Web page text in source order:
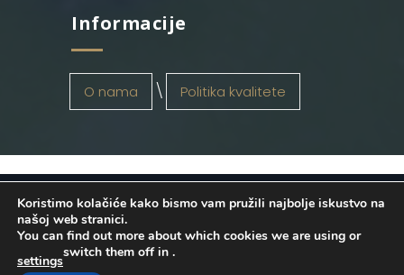
Informacije
O nama Politika kvalitete
OSATINA GRUPA d.o.o. 2026
. Configured
byINFOS Osijek. Sva prava pridržana.
Koristimo kolačiće kako bismo vam pružili najbolje iskustvo na
našoj web stranici.
You can find out more about which cookies we are using or
switch them off in
settings
.